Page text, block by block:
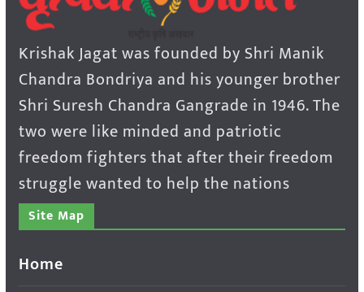
Krishak Jagat was founded by Shri Manik
Chandra Bondriya and his younger brother
Shri Suresh Chandra Gangrade in 1946. The
two were like minded and patriotic
freedom fighters that after their freedom
struggle wanted to help the nations
Site Map
Home